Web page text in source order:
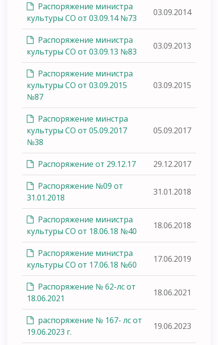
Распоряжение министра
культуры СО от 03.09.14 №73
03.09.2014
Распоряжение министра
культуры СО от 03.09.13 №83
03.09.2013
Распоряжение министра
культуры СО от 03.09.2015
№87
03.09.2015
Распоряжение минстра
культуры СО от 05.09.2017
№38
05.09.2017
Распоряжение от 29.12.17 29.12.2017
Распоряжение №09 от
31.01.2018
31.01.2018
Распоряжение министра
культуры СО от 18.06.18 №40
18.06.2018
Распоряжение министра
культуры СО от 17.06.18 №60
17.06.2019
Распоряжение № 62-лс от
18.06.2021
18.06.2021
распоряжение № 167- лс от
19.06.2023 г.
19.06.2023